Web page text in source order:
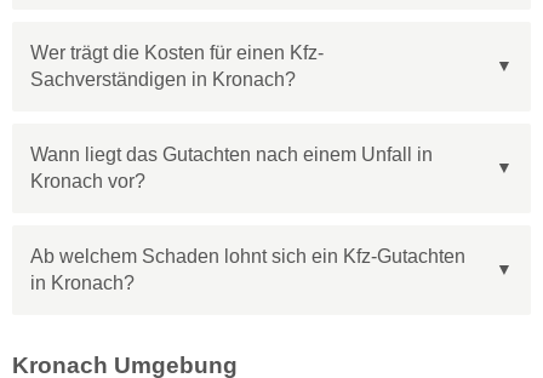
Wer trägt die Kosten für einen Kfz-
Sachverständigen in Kronach?
Wann liegt das Gutachten nach einem Unfall in
Kronach vor?
Ab welchem Schaden lohnt sich ein Kfz-Gutachten
in Kronach?
Kronach Umgebung